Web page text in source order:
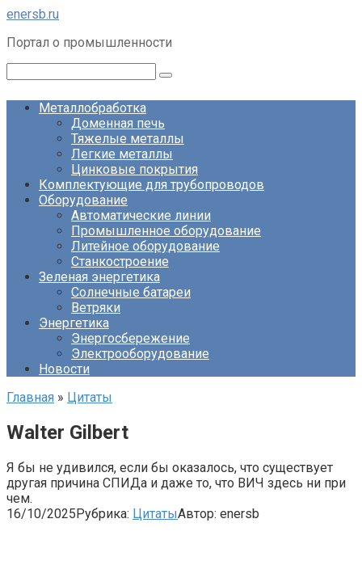
Перейти
контенту
enersb.ru
Портал о промышленности
Металлобработка
Доменная печь
Тяжелые металлы
Легкие металлы
Цинковые покрытия
Комплектующие для трубопроводов
Оборудование
Автоматические линии
Промышленное оборудование
Литейное оборудование
Станкостроение
Зеленая энергетика
Солнечные батареи
Ветряки
Энергетика
Энергосбережение
Электрооборудование
Новости
Главная » Цитаты
Walter Gilbert
Я бы не удивился, если бы оказалось, что существует
другая причина СПИДа и даже то, что ВИЧ здесь ни при
чем.
16/10/2025Рубрика: ЦитатыАвтор: enersb